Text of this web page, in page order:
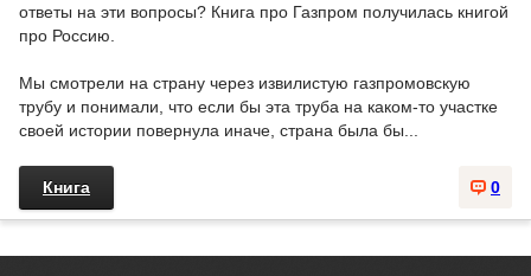
ответы на эти вопросы? Книга про Газпром получилась книгой
про Россию.
Мы смотрели на страну через извилистую газпромовскую
трубу и понимали, что если бы эта труба на каком-то участке
своей истории повернула иначе, страна была бы...
0
Книга